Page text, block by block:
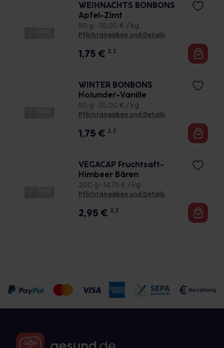
WEIHNACHTS BONBONS
Apfel-Zimt
50 g • 35,00 € / kg
Pflichtangaben und Details
1,75 € 2, 3
WINTER BONBONS
Holunder-Vanille
50 g • 35,00 € / kg
Pflichtangaben und Details
1,75 € 2, 3
VEGACAP Fruchtsaft-
Himbeer Bären
200 g • 14,75 € / kg
Pflichtangaben und Details
2,95 € 2, 3